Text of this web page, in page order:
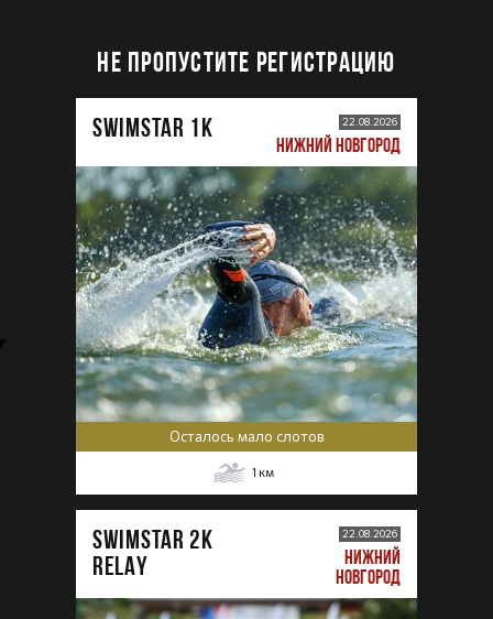
НЕ ПРОПУСТИТЕ РЕГИСТРАЦИЮ
SWIMSTAR 1K 22.08.2026
НИЖНИЙ НОВГОРОД
Осталось мало слотов
1 км
SWIMSTAR 2K
RELAY
22.08.2026
НИЖНИЙ
НОВГОРОД